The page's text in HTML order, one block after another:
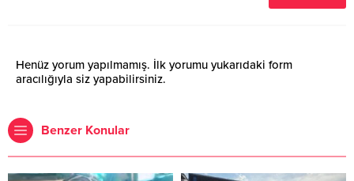
Henüz yorum yapılmamış. İlk yorumu yukarıdaki form
aracılığıyla siz yapabilirsiniz.
Benzer Konular